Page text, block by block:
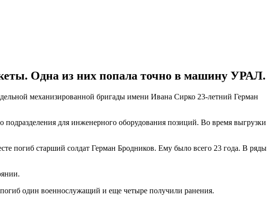
Одна из них попала точно в машину УРАЛ.
механизированной бригады имени Ивана Сирко 23-летний Герман
для инженерного оборудования позиций. Во время выгрузки
погиб старший солдат Герман Бродников. Ему было всего 23 года. В ряды
погиб один военнослужащий и еще четыре получили ранения.